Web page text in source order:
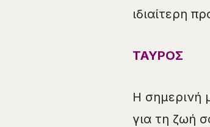
ιδιαίτερη
ΤΑΥΡΟΣ
Η σημερινή
για τη ζωή